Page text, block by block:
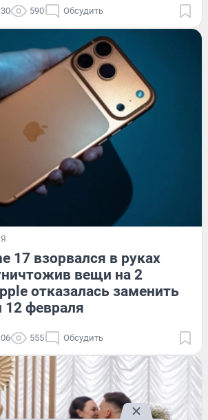
590 Обсудить
17 взорвался в руках
вещи на 2
отказалась заменить
12 февраля
555 Обсудить